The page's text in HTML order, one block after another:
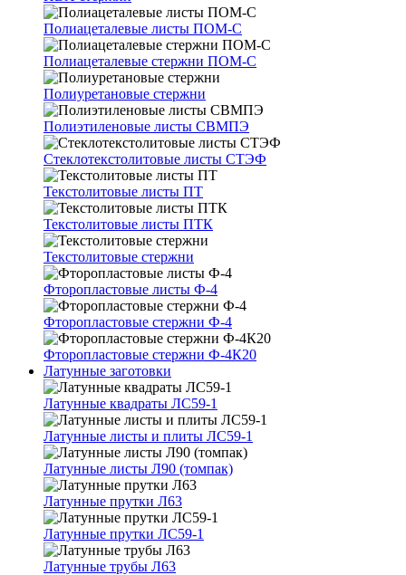
Полиацеталевые листы ПОМ-С
Полиацеталевые стержни ПОМ-С
Полиуретановые стержни
Полиэтиленовые листы СВМПЭ
Стеклотекстолитовые листы СТЭФ
Текстолитовые листы ПТ
Текстолитовые листы ПТК
Текстолитовые стержни
Фторопластовые листы Ф-4
Фторопластовые стержни Ф-4
Фторопластовые стержни Ф-4К20
Латунные заготовки
Латунные квадраты ЛС59-1
Латунные листы и плиты ЛС59-1
Латунные листы Л90 (томпак)
Латунные прутки Л63
Латунные прутки ЛС59-1
Латунные трубы Л63